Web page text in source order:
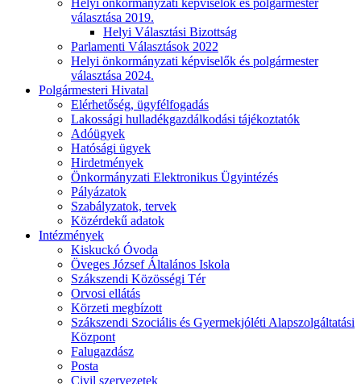
választása 2019.
Helyi Választási Bizottság
Parlamenti Választások 2022
Helyi önkormányzati képviselők és polgármester
választása 2024.
Polgármesteri Hivatal
Elérhetőség, ügyfélfogadás
Lakossági hulladékgazdálkodási tájékoztatók
Adóügyek
Hatósági ügyek
Hirdetmények
Önkormányzati Elektronikus Ügyintézés
Pályázatok
Szabályzatok, tervek
Közérdekű adatok
Intézmények
Kiskuckó Óvoda
Öveges József Általános Iskola
Szákszendi Közösségi Tér
Orvosi ellátás
Körzeti megbízott
Szákszendi Szociális és Gyermekjóléti Alapszolgáltatási
Központ
Falugazdász
Posta
Civil szervezetek